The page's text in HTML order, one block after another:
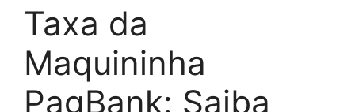
Taxa da
Maquininha
PagBank: Saiba